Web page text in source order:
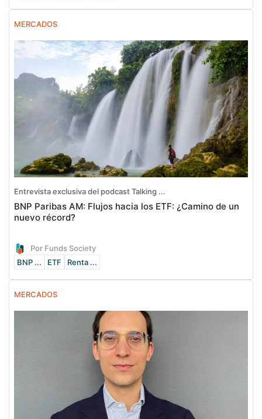
MERCADOS
Entrevista exclusiva del podcast Talking ...
BNP Paribas AM: Flujos hacia los ETF: ¿Camino de un
nuevo récord?
Por Funds Society
BNP ...
ETF Renta ...
MERCADOS